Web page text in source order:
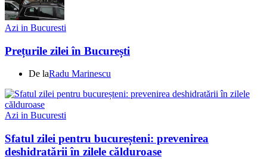
Azi in Bucuresti
Prețurile zilei în București
De laRadu Marinescu
Azi in Bucuresti
Sfatul zilei pentru bucureșteni: prevenirea
deshidratării în zilele călduroase